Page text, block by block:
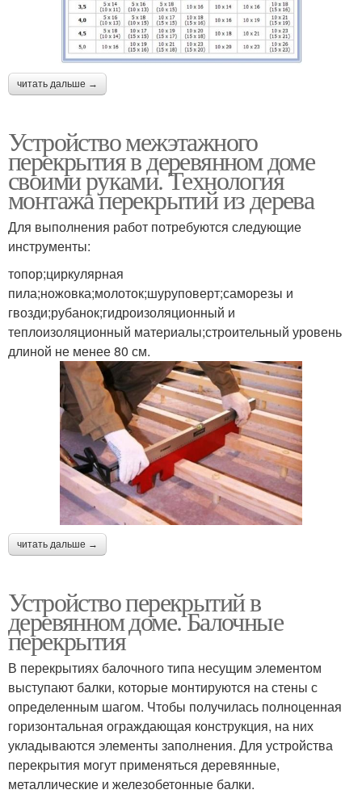
читать дальше →
Устройство межэтажного
перекрытия в деревянном доме
своими руками. Технология
монтажа перекрытий из дерева
Для выполнения работ потребуются следующие
инструменты:
топор;циркулярная
пила;ножовка;молоток;шуруповерт;саморезы и
гвозди;рубанок;гидроизоляционный и
теплоизоляционный материалы;строительный уровень
длиной не менее 80 см.
читать дальше →
Устройство перекрытий в
деревянном доме. Балочные
перекрытия
В перекрытиях балочного типа несущим элементом
выступают балки, которые монтируются на стены с
определенным шагом. Чтобы получилась полноценная
горизонтальная ограждающая конструкция, на них
укладываются элементы заполнения. Для устройства
перекрытия могут применяться деревянные,
металлические и железобетонные балки.